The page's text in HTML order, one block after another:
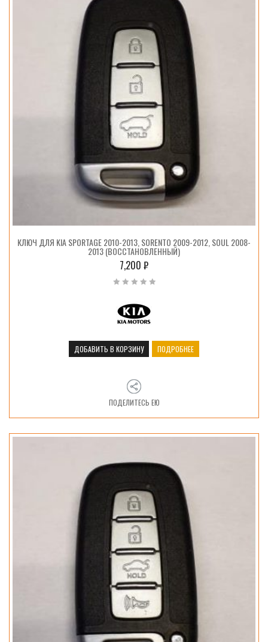
КЛЮЧ ДЛЯ KIA SPORTAGE 2010-2013, SORENTO 2009-2012, SOUL 2008-
2013 (ВОССТАНОВЛЕННЫЙ)
7,200 ₽
ДОБАВИТЬ В КОРЗИНУ ПОДРОБНЕЕ
ПОДЕЛИТЕСЬ ЕЮ